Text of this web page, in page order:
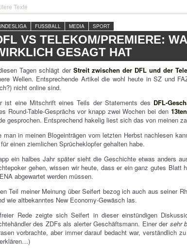
Texte
FUSSBALL MEDIA SPORT
VS TELEKOM/PREMIERE:
GESAGT HAT
Tagen schlägt der Streit zwischen der DFL und der
Wellen. Entsprechende Artikel die wohl heute in SZ und
nicht online sind.
ist eine Mitschrift eines Teils der Statements des DFL-
Round-Table-Gesprächs vor knapp zwei Wochen bei den
gesprochen. Entsprechend hakelig liest sich das von meinen
man in meinen Blogeinträgen vom letzten Herbst nachlesen
einen ziemlichen Sprücheklopfer gehalten habe.
ein halbes Jahr später sieht die Geschichte etwas anders
gehen, wissen wir heute, dass er ein ganz gutes Blatt
abgewartet werden müssen.
Teil meiner Meinung über Seifert bezog ich auch aus seiner
wie altbekanntes New Economy-Gewäsch las.
Rede zeigte sich Seifert in dieser einstündigen
des ZDFs als alerter Geschäftsmann. Einer der sehr
vorbrachte, aber immer darauf bedacht war, verständlich